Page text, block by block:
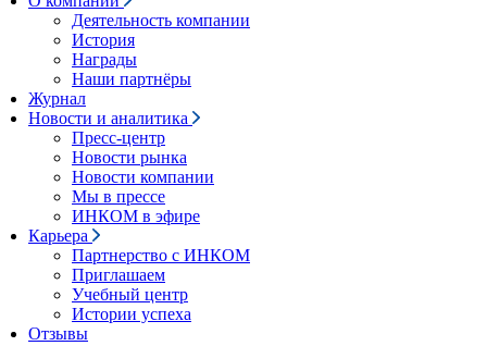
Деятельность компании
История
Награды
Наши партнёры
Журнал
Новости и аналитика
Пресс-центр
Новости рынка
Новости компании
Мы в прессе
ИНКОМ в эфире
Карьера
Партнерство с ИНКОМ
Приглашаем
Учебный центр
Истории успеха
Отзывы